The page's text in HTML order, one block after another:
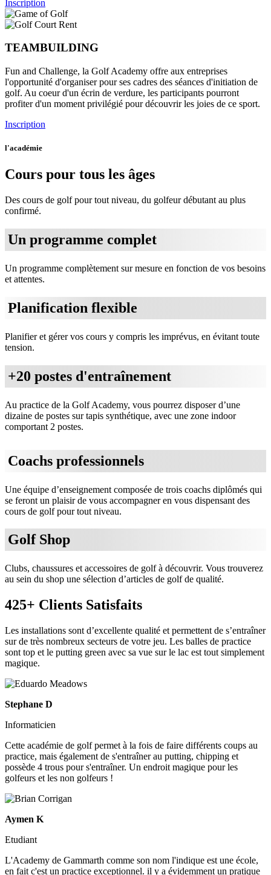
Inscription
TEAMBUILDING
Fun and Challenge, la Golf Academy offre aux entreprises
l'opportunité d'organiser pour ses cadres des séances d'initiation de
golf. Au coeur d'un écrin de verdure, les participants pourront
profiter d'un moment privilégié pour découvrir les joies de ce sport.
Inscription
l'académie
Cours pour tous les âges
Des cours de golf pour tout niveau, du golfeur débutant au plus
confirmé.
Un programme complet
Un programme complètement sur mesure en fonction de vos besoins
et attentes.
Planification flexible
Planifier et gérer vos cours y compris les imprévus, en évitant toute
tension.
+20 postes d'entraînement
Au practice de la Golf Academy, vous pourrez disposer d’une
dizaine de postes sur tapis synthétique, avec une zone indoor
comportant 2 postes.
Coachs professionnels
Une équipe d’enseignement composée de trois coachs diplômés qui
se feront un plaisir de vous accompagner en vous dispensant des
cours de golf pour tout niveau.
Golf Shop
Clubs, chaussures et accessoires de golf à découvrir. Vous trouverez
au sein du shop une sélection d’articles de golf de qualité.
425+ Clients Satisfaits
Les installations sont d’excellente qualité et permettent de s’entraîner
sur de très nombreux secteurs de votre jeu. Les balles de practice
sont top et le putting green avec sa vue sur le lac est tout simplement
magique.
Stephane D
Informaticien
Cette académie de golf permet à la fois de faire différents coups au
practice, mais également de s'entraîner au putting, chipping et
possède 4 trous pour s'entraîner. Un endroit magique pour les
golfeurs et les non golfeurs !
Aymen K
Etudiant
L'Academy de Gammarth comme son nom l'indique est une école,
en fait c'est un practice exceptionnel. il y a évidemment un pratique